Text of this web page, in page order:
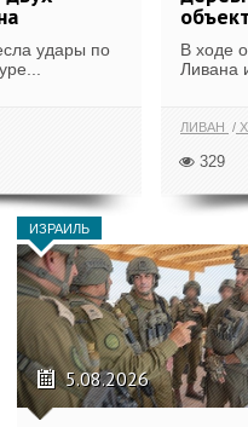
удары по
В ходе
Ливана
ЛИВАН
329
ИЗРАИЛЬ
5.08.2026